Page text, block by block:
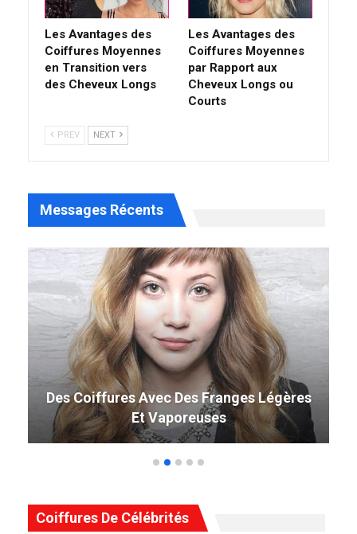
Les Avantages des
Coiffures Moyennes
en Transition vers
des Cheveux Longs
Les Avantages des
Coiffures Moyennes
par Rapport aux
Cheveux Longs ou
Courts
PREV NEXT
Messages Récents
49 Coiffure Curly Weave Parfaite Qui
Tourne La Tête En 2019
Coiffures De Célébrités